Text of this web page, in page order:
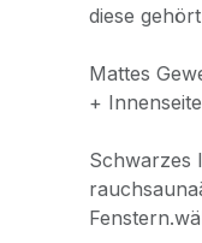
diese
Mattes
+
Schwarzes